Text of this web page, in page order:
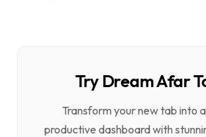
Try Dream Afar
Transform your new tab into
productive dashboard with